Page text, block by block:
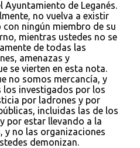
Ayuntamiento de Leganés.
no vuelva a existir
ningún miembro de su
mientras ustedes no se
de todas las
amenazas y
se vierten en esta nota.
no somos mercancía, y
los investigados por los
por ladrones y por
incluidas las de los
por estar llevando a la
y no las organizaciones
demonizan.